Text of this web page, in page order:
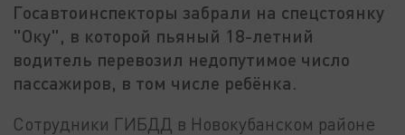
Госавтоинспекторы забрали на спецстоянку
"Оку", в которой пьяный 18-летний
водитель перевозил недопутимое число
пассажиров, в том числе ребёнка.
Сотрудники ГИБДД в Новокубанском районе